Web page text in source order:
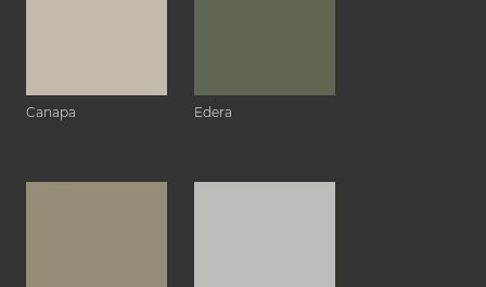
Canapa Edera